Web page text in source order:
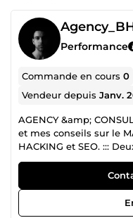
Performance
Commande en cours0
Vendeur depuisJanv.
AGENCY &amp;
et mes conseils sur le
HACKING et SEO. ::: Deux catégories de SERVICES des
FORMATIONS &amp; PRESTATION DE SERVICES en
entreprise, site ou
votre BRANDING essentiel en 2026.